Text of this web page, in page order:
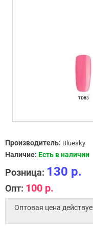
Производитель: Bluesky
Наличие: Есть в наличии
Розница: 130 р.
Опт: 100 р.
Оптовая цена